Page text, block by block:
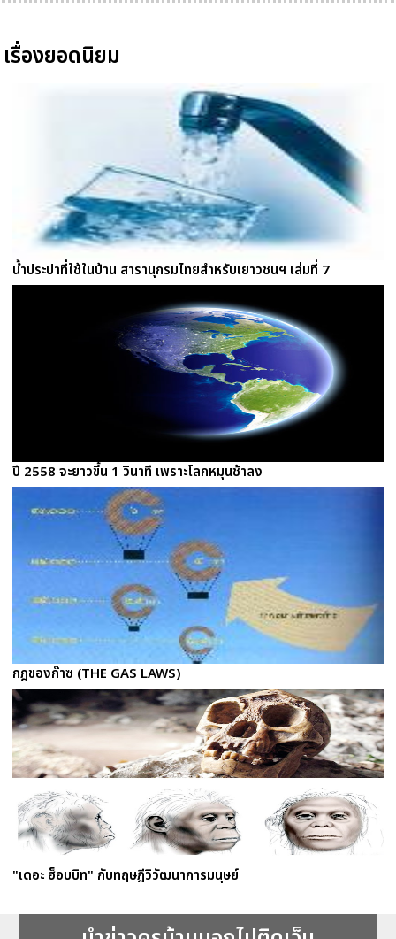
เรื่องยอดนิยม
น้ำประปาที่ใช้ในบ้าน สารานุกรมไทยสำหรับเยาวชนฯ เล่มที่ 7
ปี 2558 จะยาวขึ้น 1 วินาที เพราะโลกหมุนช้าลง
กฎของก๊าซ (THE GAS LAWS)
"เดอะ ฮ็อบบิท" กับทฤษฎีวิวัฒนาการมนุษย์